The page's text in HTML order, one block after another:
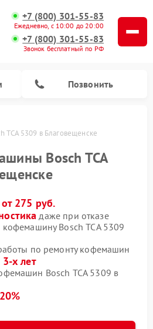
+7 (800) 301-55-83
Ежедневно, с 10:00 до 20:00
+7 (800) 301-55-83
Звонок бесплатный по РФ
Позвонить
5309 в Благовещенске
Bosch TCA
от 275 руб.
даже при отказе
Bosch TCA 5309
по ремонту кофемашин
х лет
Bosch TCA 5309 в
20%